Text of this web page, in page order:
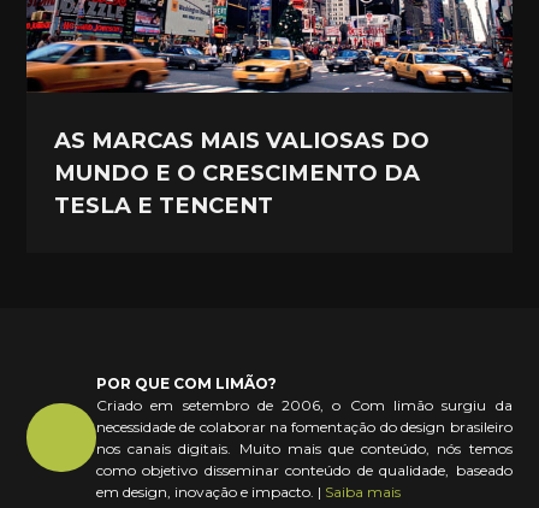
AS MARCAS MAIS VALIOSAS DO
MUNDO E O CRESCIMENTO DA
TESLA E TENCENT
POR QUE COM LIMÃO?
Criado em setembro de 2006, o Com limão surgiu da
necessidade de colaborar na fomentação do design brasileiro
nos canais digitais. Muito mais que conteúdo, nós temos
como objetivo disseminar conteúdo de qualidade, baseado
em design, inovação e impacto. | Saiba mais